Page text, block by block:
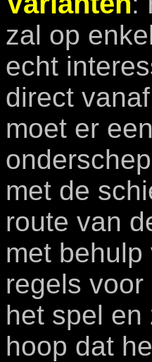
zal op
echt
direct
moet er
met de
route van
met
regels
het spel en
hoop dat